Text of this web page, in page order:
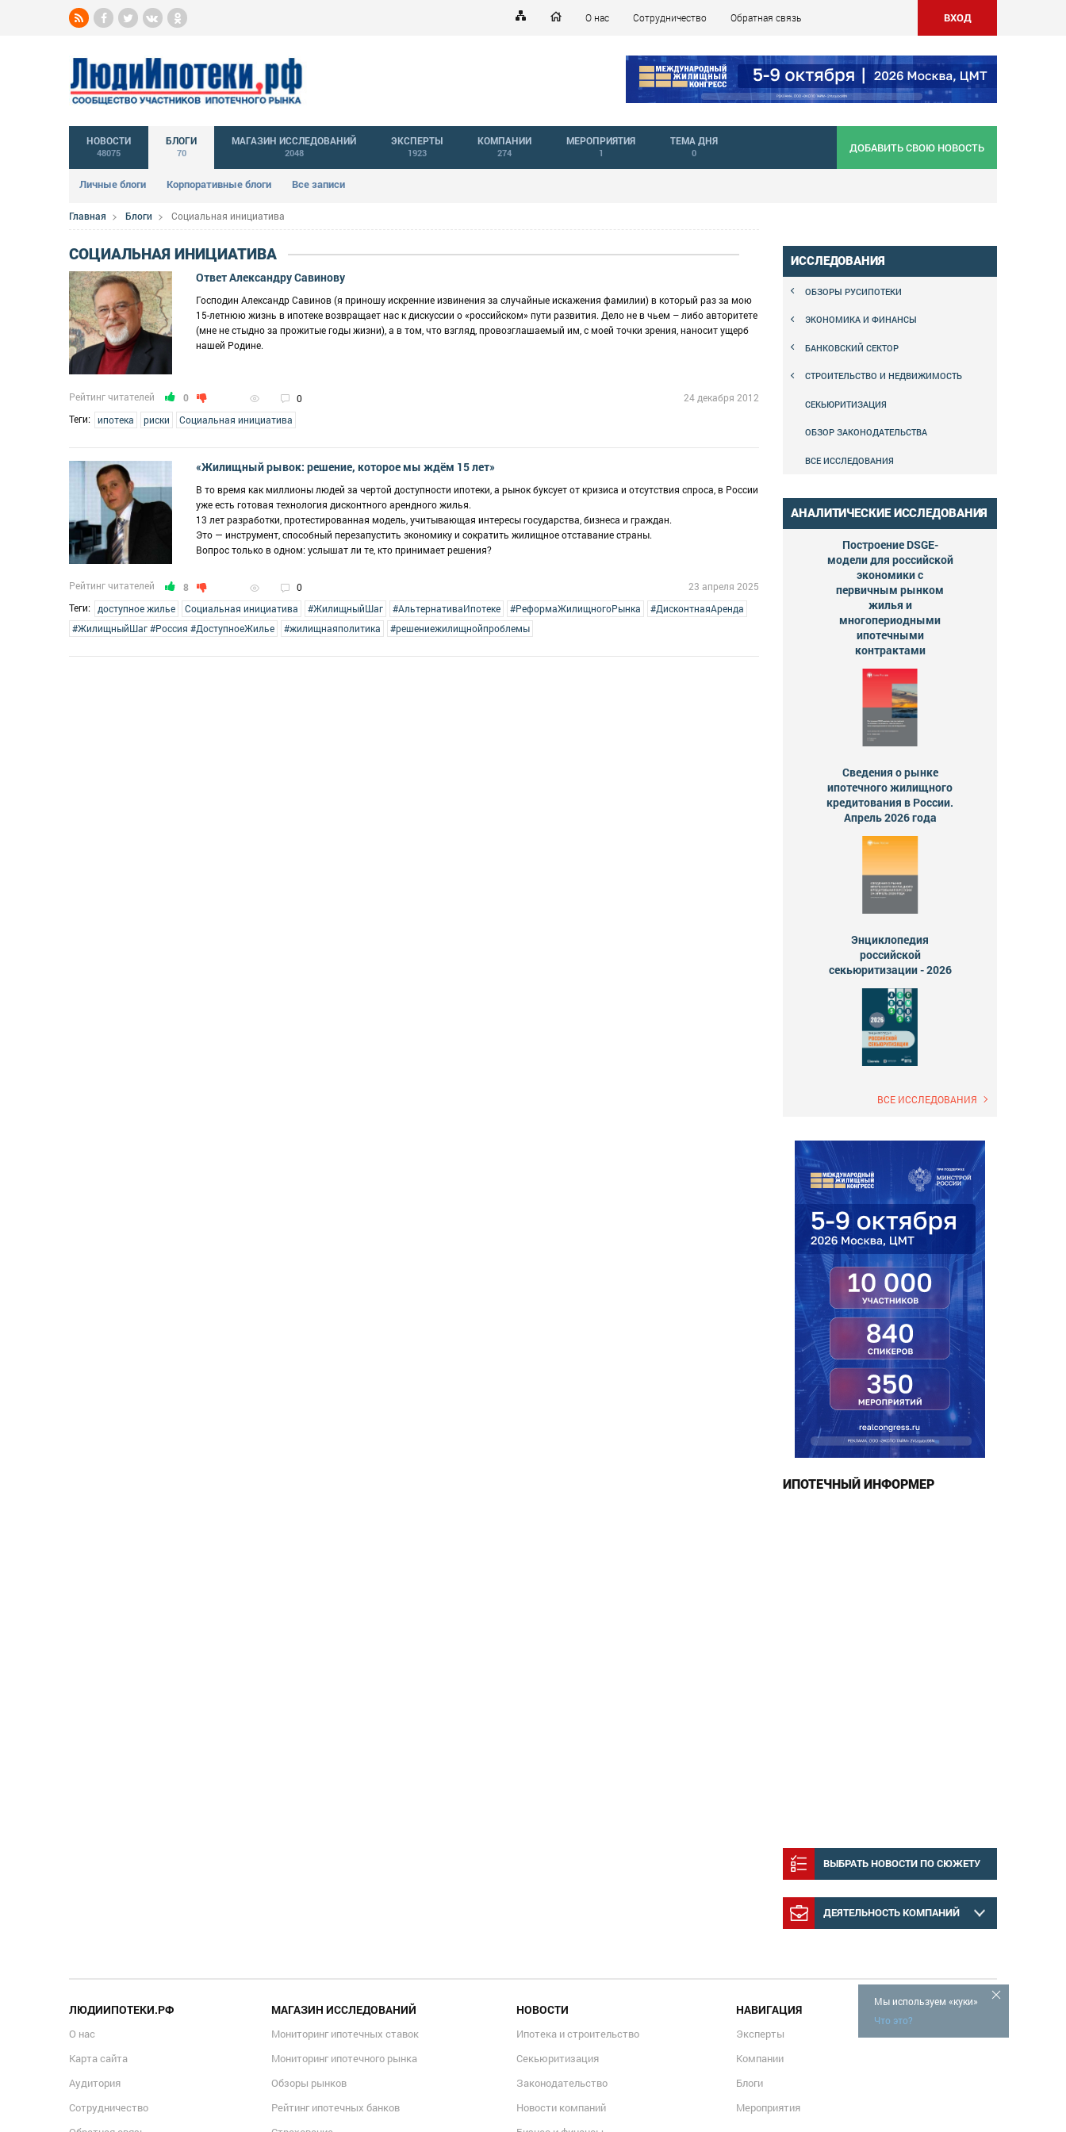
О нас Сотрудничество Обратная связь ВХОД
НОВОСТИ
48075
БЛОГИ
70
Личные блоги Корпоративные блоги Все записи
МАГАЗИН ИССЛЕДОВАНИЙ
2048
ЭКСПЕРТЫ
1923
КОМПАНИИ
274
МЕРОПРИЯТИЯ
1
ТЕМА ДНЯ
0 ДОБАВИТЬ СВОЮ НОВОСТЬ
Главная Блоги Социальная инициатива
СОЦИАЛЬНАЯ ИНИЦИАТИВА
Ответ Александру Савинову
Господин Александр Савинов (я приношу искренние извинения за случайные искажения фамилии) в который раз за мою
15-летнюю жизнь в ипотеке возвращает нас к дискуссии о «российском» пути развития. Дело не в чьем – либо авторитете
(мне не стыдно за прожитые годы жизни), а в том, что взгляд, провозглашаемый им, с моей точки зрения, наносит ущерб
нашей Родине.
Рейтинг читателей 0 0
24 декабря 2012
Теги:
ипотека риски Социальная инициатива
«Жилищный рывок: решение, которое мы ждём 15 лет»
В то время как миллионы людей за чертой доступности ипотеки, а рынок буксует от кризиса и отсутствия спроса, в России
уже есть готовая технология дисконтного арендного жилья.
13 лет разработки, протестированная модель, учитывающая интересы государства, бизнеса и граждан.
Это — инструмент, способный перезапустить экономику и сократить жилищное отставание страны.
Вопрос только в одном: услышат ли те, кто принимает решения?
Рейтинг читателей 8 0
23 апреля 2025
Теги:
доступное жилье Социальная инициатива #ЖилищныйШаг #АльтернативаИпотеке #РеформаЖилищногоРынка
#ДисконтнаяАренда
#ЖилищныйШаг #Россия #ДоступноеЖилье
#жилищнаяполитика #решениежилищнойпроблемы
ИССЛЕДОВАНИЯ
ОБЗОРЫ РУСИПОТЕКИ
ЭКОНОМИКА И ФИНАНСЫ
БАНКОВСКИЙ СЕКТОР
СТРОИТЕЛЬСТВО И НЕДВИЖИМОСТЬ
СЕКЬЮРИТИЗАЦИЯ
ОБЗОР ЗАКОНОДАТЕЛЬСТВА
ВСЕ ИССЛЕДОВАНИЯ
АНАЛИТИЧЕСКИЕ ИССЛЕДОВАНИЯ
Построение DSGE-
модели для российской
экономики с
первичным рынком
жилья и
многопериодными
ипотечными
контрактами
Сведения о рынке
ипотечного жилищного
кредитования в России.
Апрель 2026 года
Энциклопедия
российской
секьюритизации - 2026
ВСЕ ИССЛЕДОВАНИЯ
ИПОТЕЧНЫЙ ИНФОРМЕР
ВЫБРАТЬ НОВОСТИ ПО СЮЖЕТУ
ДЕЯТЕЛЬНОСТЬ КОМПАНИЙ
Мы используем «куки»
Что это?
ЛЮДИИПОТЕКИ.РФ
О нас
Карта сайта
Аудитория
Сотрудничество
МАГАЗИН ИССЛЕДОВАНИЙ
Мониторинг ипотечных ставок
Мониторинг ипотечного рынка
Обзоры рынков
Рейтинг ипотечных банков
НОВОСТИ
Ипотека и строительство
Секьюритизация
Законодательство
Новости компаний
НАВИГАЦИЯ
Эксперты
Компании
Блоги
Мероприятия